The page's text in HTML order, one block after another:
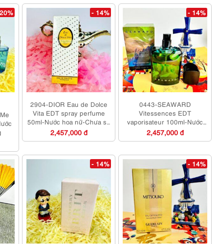
- 14%
2904-DIOR Eau de Dolce
Vita EDT spray perfume
50ml-Nước hoa nữ-Chưa sử
dụng
2,457,000 đ
- 14%
0443-SEAWARD
Vitessences EDT
vaporisateur 100ml-Nước
hoa nam-Chưa sử dụng
2,457,000 đ
- 14% - 14%